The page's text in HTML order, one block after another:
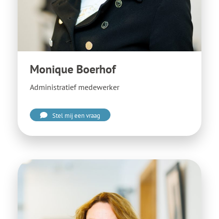
Monique Boerhof
Administratief medewerker
Stel mij een vraag